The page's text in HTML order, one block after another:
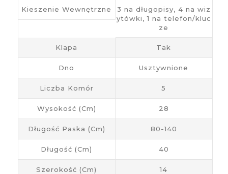
Kieszenie Wewnętrzne
3 na długopisy, 4 na wiz
ytówki, 1 na telefon/kluc
ze
Klapa Tak
Dno Usztywnione
Liczba Komór 5
Wysokość (cm) 28
Długość Paska (cm) 80-140
Długość (cm) 40
Szerokość (cm) 14